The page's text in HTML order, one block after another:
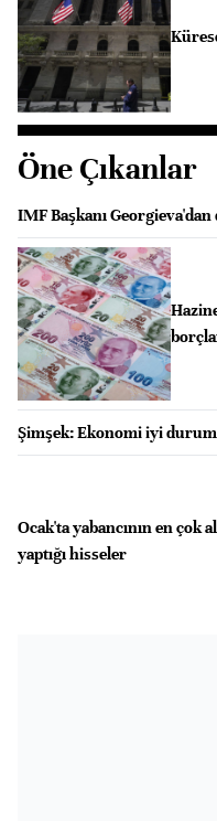
Öne Çıkanlar
IMF Başkanı
Şimşek: Ekonomi iyi
Ocak'ta yabancının en çok
yaptığı hisseler